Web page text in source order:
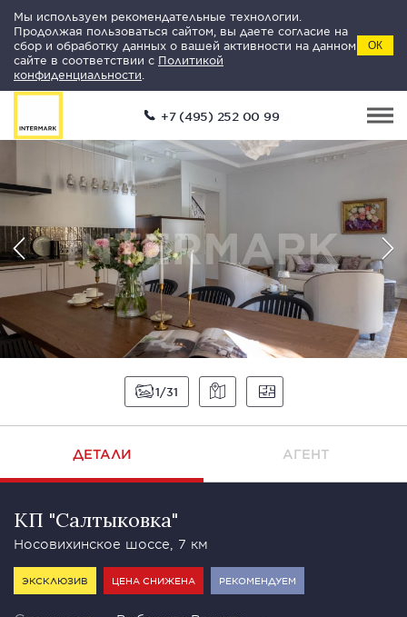
Мы используем рекомендательные технологии.
Продолжая пользоваться сайтом, вы даете согласие на
сбор и обработку данных о вашей активности на данном
сайте в соответствии с Политикой
конфиденциальности
ОК
+7 (495) 252 00 99
1 31
ДЕТАЛИ АГЕНТ
КП "Салтыковка"
Носовихинское шоссе, 7 км
ЭКСКЛЮЗИВ ЦЕНА СНИЖЕНА РЕКОМЕНДУЕМ